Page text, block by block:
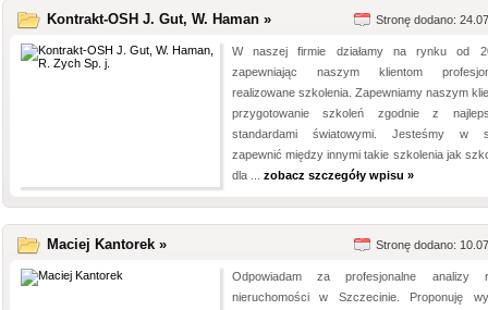
Kontrakt-OSH J. Gut, W. Haman » Stronę dodano:
W naszej firmie działamy na rynku od
zapewniając naszym klientom
realizowane szkolenia. Zapewniamy naszym
przygotowanie szkoleń zgodnie z
standardami światowymi. Jesteśmy w
zapewnić między innymi takie szkolenia jak
dla ... zobacz szczegóły wpisu »
Maciej Kantorek » Stronę dodano:
Odpowiadam za profesjonalne analizy
nieruchomości w Szczecinie. Proponuję